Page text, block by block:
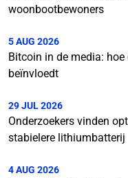
woonbootbewoners
5 AUG 2026
Bitcoin in de media:
beïnvloedt
29 JUL 2026
Onderzoekers vinden
stabielere lithiumbatterij
4 AUG 2026